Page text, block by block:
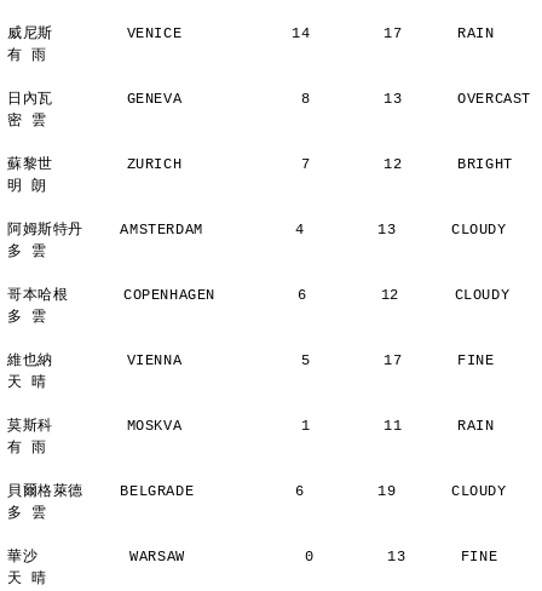
威尼斯        VENICE            14        17      RAIN
有 雨
日內瓦        GENEVA             8        13      OVERCAST
密 雲
蘇黎世        ZURICH             7        12      BRIGHT
明 朗
阿姆斯特丹    AMSTERDAM          4        13      CLOUDY
多 雲
哥本哈根      COPENHAGEN         6        12      CLOUDY
多 雲
維也納        VIENNA             5        17      FINE
天 晴
莫斯科        MOSKVA             1        11      RAIN
有 雨
貝爾格萊德    BELGRADE           6        19      CLOUDY
多 雲
華沙          WARSAW             0        13      FINE
天 晴